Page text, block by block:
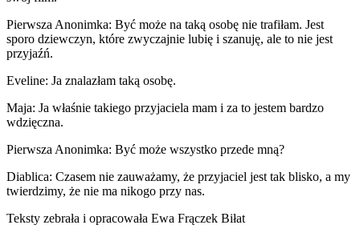
Pierwsza Anonimka: Być może na taką osobę nie trafiłam. Jest
sporo dziewczyn, które zwyczajnie lubię i szanuję, ale to nie jest
przyjaźń.
Eveline: Ja znalazłam taką osobę.
Maja: Ja właśnie takiego przyjaciela mam i za to jestem bardzo
wdzięczna.
Pierwsza Anonimka: Być może wszystko przede mną?
Diablica: Czasem nie zauważamy, że przyjaciel jest tak blisko, a my
twierdzimy, że nie ma nikogo przy nas.
Teksty zebrała i opracowała Ewa Frączek Biłat